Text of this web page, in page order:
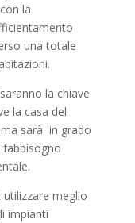
la
una totale
la chiave
la casa del
sarà in grado
meglio
impianti